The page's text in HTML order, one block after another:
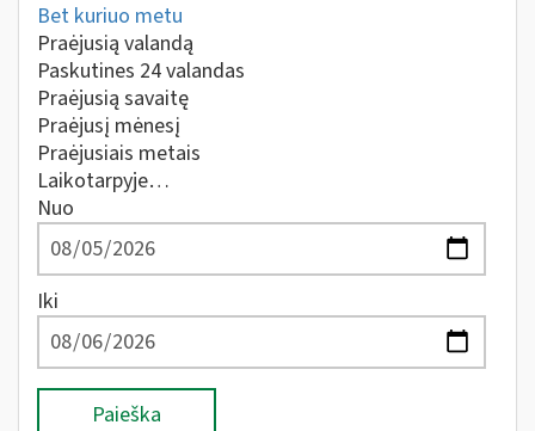
Bet kuriuo metu
Praėjusią valandą
Paskutines 24 valandas
Praėjusią savaitę
Praėjusį mėnesį
Praėjusiais metais
Laikotarpyje…
Nuo
Iki
Paieška